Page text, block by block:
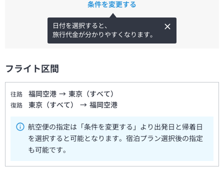
条件を変更する
日付を選択すると、
旅行代金が分かりやすくなります。
フライト区間
往路 福岡空港 → 東京（すべて）
復路 東京（すべて） → 福岡空港
航空便の指定は「条件を変更する」より出発日と帰着日
を選択すると可能となります。宿泊プラン選択後の指定
も可能です。